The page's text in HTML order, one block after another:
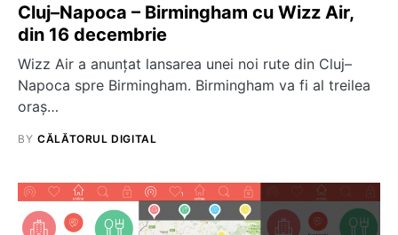
Cluj–Napoca – Birmingham cu Wizz Air,
din 16 decembrie
Wizz Air a anunțat lansarea unei noi rute din Cluj–
Napoca spre Birmingham. Birmingham va fi al treilea
oraș…
BY CĂLĂTORUL DIGITAL